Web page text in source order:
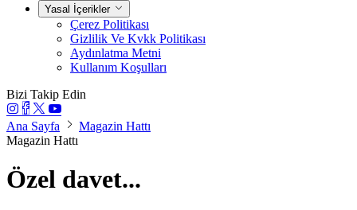
Yasal İçerikler
Çerez Politikası
Gizlilik Ve Kvkk Politikası
Aydınlatma Metni
Kullanım Koşulları
Bizi Takip Edin
Ana Sayfa
Magazin Hattı
Magazin Hattı
Özel davet...